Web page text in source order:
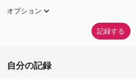
オプション
自分の記録